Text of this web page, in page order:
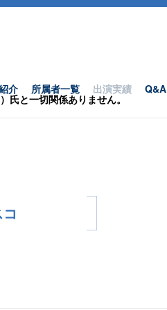
介 所属者一覧 出演実績 Q&A
氏と一切関係ありません。